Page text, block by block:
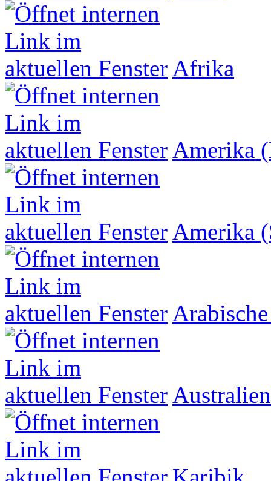
Afrika
Amerika
Amerika
Australien